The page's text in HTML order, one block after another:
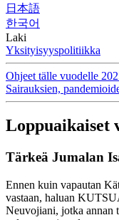
日本語
한국어
Laki
Yksityisyyspolitiikka
Ohjeet tälle vuodelle
Sairauksien,
Loppuaikaiset
Tärkeä Jumalan
Ennen kuin vapautan
vastaan, haluan
Neuvojiani, jotka annan